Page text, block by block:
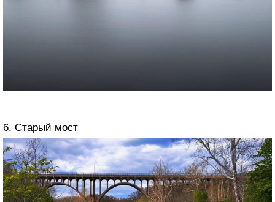
6. Старый мост